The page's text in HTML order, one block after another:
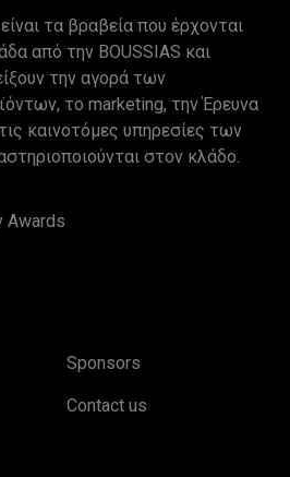
τα βραβεία που έρχονται
από την BOUSSIAS και
την αγορά των
το marketing, την Έρευνα
καινοτόμες υπηρεσίες των
στον κλάδο.
Awards
Sponsors
Contact us